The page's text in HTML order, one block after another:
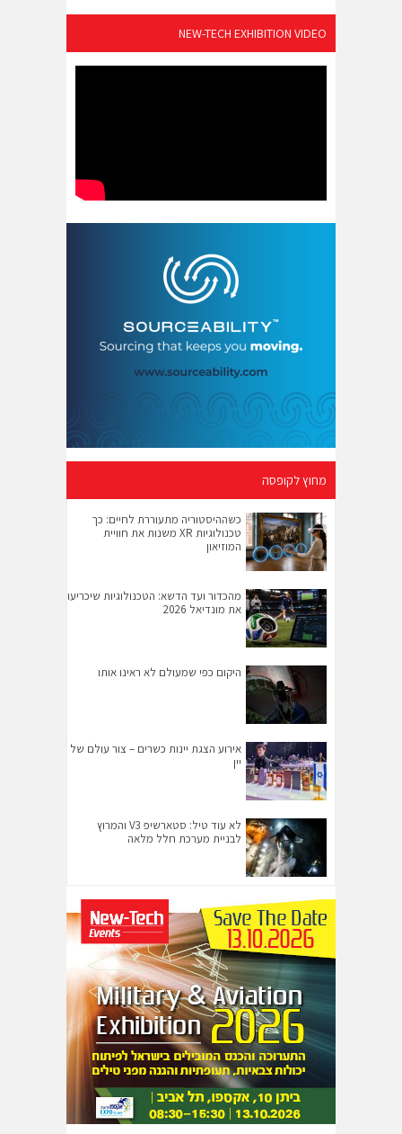
NEW-TECH EXHIBITION VIDEO
מחוץ לקופסה
כשההיסטוריה מתעוררת לחיים: כך
טכנולוגיות XR משנות את חוויית
המוזיאון
מהכדור ועד הדשא: הטכנולוגיות שיכריעו
את מונדיאל 2026
היקום כפי שמעולם לא ראינו אותו
אירוע הצגת יינות כשרים – צור עולם של
יין
לא עוד טיל: סטארשיפ V3 והמרוץ
לבניית מערכת חלל מלאה